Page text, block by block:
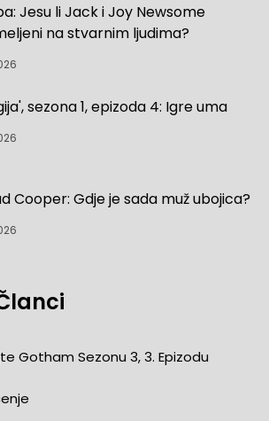
Jesu li Jack i Joy Newsome
na stvarnim ljudima?
sezona 1, epizoda 4: Igre uma
Cooper: Gdje je sada muž ubojica?
Gotham Sezonu 3, 3. Epizodu